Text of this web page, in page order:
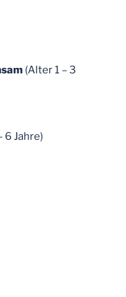
(Alter 1 – 3
6 Jahre)